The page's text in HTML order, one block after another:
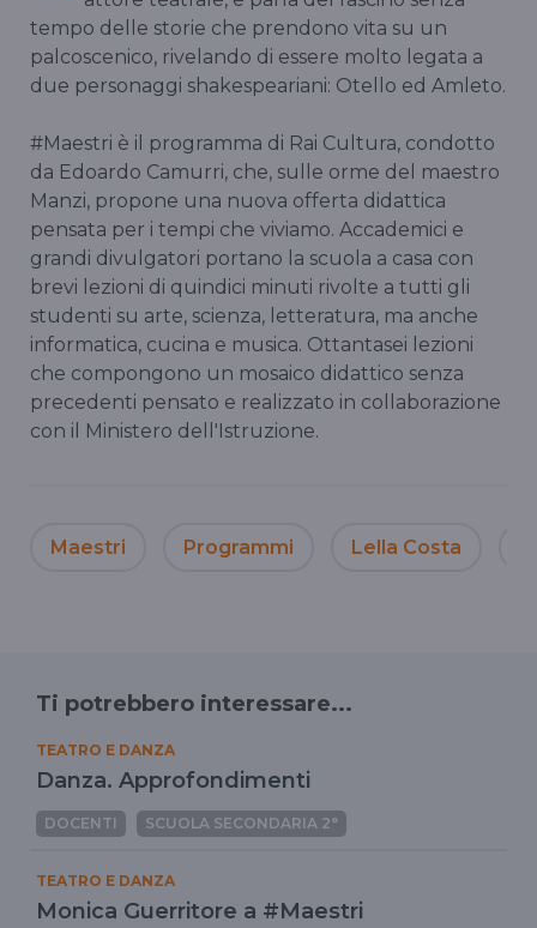
tempo delle storie che prendono vita su un
palcoscenico, rivelando di essere molto legata a
due personaggi shakespeariani: Otello ed Amleto.
#Maestri è il programma di Rai Cultura, condotto
da Edoardo Camurri, che, sulle orme del maestro
Manzi, propone una nuova offerta didattica
pensata per i tempi che viviamo. Accademici e
grandi divulgatori portano la scuola a casa con
brevi lezioni di quindici minuti rivolte a tutti gli
studenti su arte, scienza, letteratura, ma anche
informatica, cucina e musica. Ottantasei lezioni
che compongono un mosaico didattico senza
precedenti pensato e realizzato in collaborazione
con il Ministero dell'Istruzione.
Maestri Programmi Lella Costa
Ti potrebbero interessare...
TEATRO E DANZA
Danza. Approfondimenti
DOCENTI SCUOLA SECONDARIA 2°
TEATRO E DANZA
Monica Guerritore a #Maestri